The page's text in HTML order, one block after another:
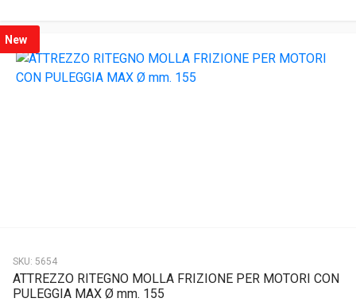
New
SKU: 5654
ATTREZZO RITEGNO MOLLA FRIZIONE PER MOTORI CON
PULEGGIA MAX Ø mm. 155